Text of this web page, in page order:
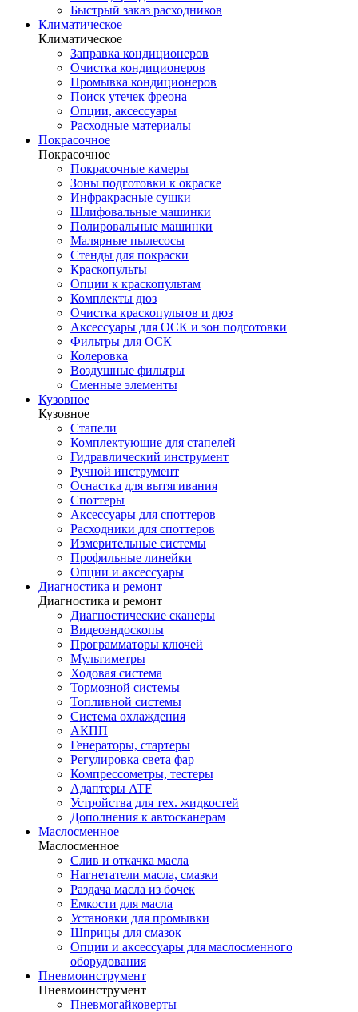
Быстрый заказ расходников
Климатическое
Климатическое
Заправка кондиционеров
Очистка кондиционеров
Промывка кондиционеров
Поиск утечек фреона
Опции, аксессуары
Расходные материалы
Покрасочное
Покрасочное
Покрасочные камеры
Зоны подготовки к окраске
Инфракрасные сушки
Шлифовальные машинки
Полировальные машинки
Малярные пылесосы
Стенды для покраски
Краскопульты
Опции к краскопультам
Комплекты дюз
Очистка краскопультов и дюз
Аксессуары для ОСК и зон подготовки
Фильтры для ОСК
Колеровка
Воздушные фильтры
Сменные элементы
Кузовное
Кузовное
Стапели
Комплектующие для стапелей
Гидравлический инструмент
Ручной инструмент
Оснастка для вытягивания
Споттеры
Аксессуары для споттеров
Расходники для споттеров
Измерительные системы
Профильные линейки
Опции и аксессуары
Диагностика и ремонт
Диагностика и ремонт
Диагностические сканеры
Видеоэндоскопы
Программаторы ключей
Мультиметры
Ходовая система
Тормозной системы
Топливной системы
Система охлаждения
АКПП
Генераторы, стартеры
Регулировка света фар
Компрессометры, тестеры
Адаптеры ATF
Устройства для тех. жидкостей
Дополнения к автосканерам
Маслосменное
Маслосменное
Слив и откачка масла
Нагнетатели масла, смазки
Раздача масла из бочек
Емкости для масла
Установки для промывки
Шприцы для смазок
Опции и аксессуары для маслосменного
оборудования
Пневмоинструмент
Пневмоинструмент
Пневмогайковерты